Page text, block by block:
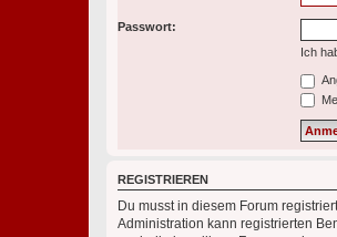
Passwort:
Ich
REGISTRIEREN
Du musst in diesem Forum
Administration kann registrierten